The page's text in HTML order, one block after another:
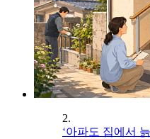
2.
‘아파도 집에서